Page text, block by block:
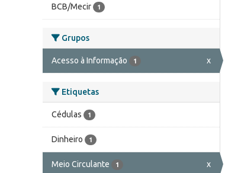
BCB/Mecir 1
Grupos
Acesso à Informação 1 x
Etiquetas
Cédulas 1
Dinheiro 1
Meio Circulante 1 x